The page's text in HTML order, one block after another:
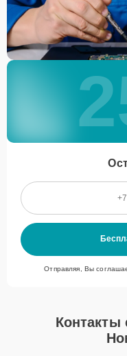
Отправляя, Вы
Контакты